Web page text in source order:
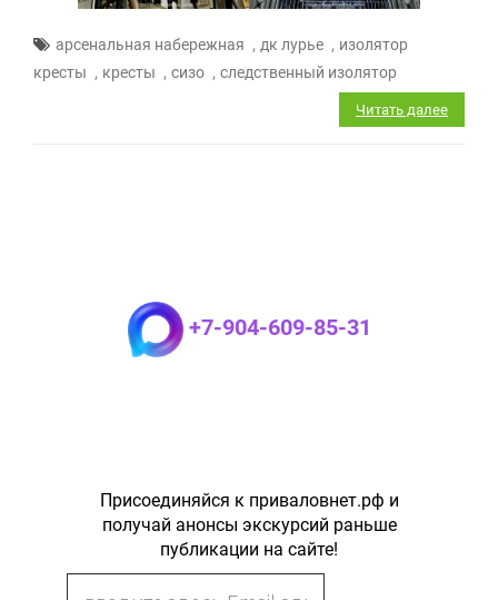
арсенальная набережная , дк лурье , изолятор
кресты , кресты , сизо , следственный изолятор
Читать далее
+7-904-609-85-31
Присоединяйся к приваловнет.рф и
получай анонсы экскурсий раньше
публикации на сайте!